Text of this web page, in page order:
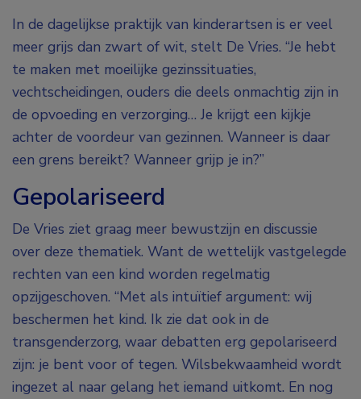
In de dagelijkse praktijk van kinderartsen is er veel
meer grijs dan zwart of wit, stelt De Vries. “Je hebt
te maken met moeilijke gezinssituaties,
vechtscheidingen, ouders die deels onmachtig zijn in
de opvoeding en verzorging… Je krijgt een kijkje
achter de voordeur van gezinnen. Wanneer is daar
een grens bereikt? Wanneer grijp je in?”
Gepolariseerd
De Vries ziet graag meer bewustzijn en discussie
over deze thematiek. Want de wettelijk vastgelegde
rechten van een kind worden regelmatig
opzijgeschoven. “Met als intuïtief argument: wij
beschermen het kind. Ik zie dat ook in de
transgenderzorg, waar debatten erg gepolariseerd
zijn: je bent voor of tegen. Wilsbekwaamheid wordt
ingezet al naar gelang het iemand uitkomt. En nog